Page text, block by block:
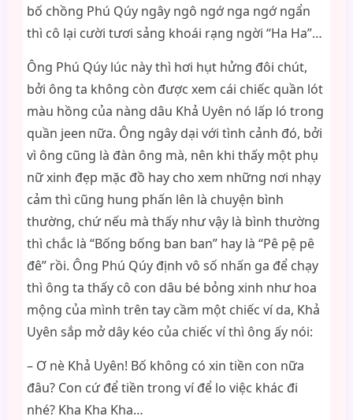
bố chồng Phú Qúy ngây ngô ngớ nga ngớ ngẩn
thì cô lại cười tươi sảng khoái rạng ngời “Ha Ha”…
Ông Phú Qúy lúc này thì hơi hụt hửng đôi chút,
bởi ông ta không còn được xem cái chiếc quần lót
màu hồng của nàng dâu Khả Uyên nó lấp ló trong
quần jeen nữa. Ông ngây dại với tình cảnh đó, bởi
vì ông cũng là đàn ông mà, nên khi thấy một phụ
nữ xinh đẹp mặc đồ hay cho xem những nơi nhạy
cảm thì cũng hung phấn lên là chuyện bình
thường, chứ nếu mà thấy như vậy là bình thường
thì chắc là “Bống bống ban ban” hay là “Pê pệ pê
đê” rồi. Ông Phú Qúy định vô số nhấn ga để chạy
thì ông ta thấy cô con dâu bé bỏng xinh như hoa
mộng của mình trên tay cầm một chiếc ví da, Khả
Uyên sắp mở dây kéo của chiếc ví thì ông ấy nói:
– Ơ nè Khả Uyên! Bố không có xin tiền con nữa
đâu? Con cứ để tiền trong ví để lo việc khác đi
nhé? Kha Kha Kha…